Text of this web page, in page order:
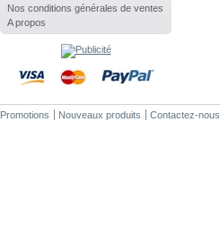
Nos conditions générales de ventes
A propos
Promotions Nouveaux produits Contactez-nous